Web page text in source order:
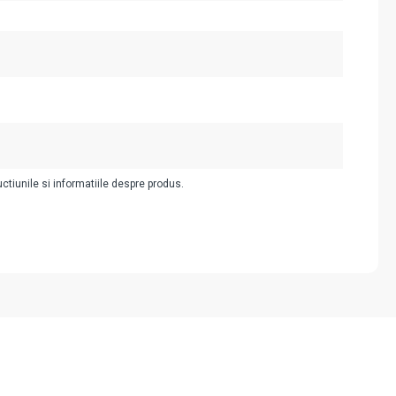
si informatiile despre produs.